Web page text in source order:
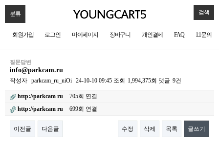
분류 검색
회원가입 로그인 마이페이지 장바구니 개인결제 FAQ 1:1문의
질문답변
info@parkcam.ru
작성자 parkcam_ru_niOi 24-10-10 09:45 조회 1,994,375회 댓글 9건
http://parkcam ru
705회 연결
http://parkcam ru
699회 연결
이전글 다음글 수정 삭제 목록 글쓰기